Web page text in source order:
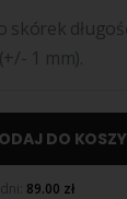
skórek
1 mm).
DO
89.00 zł